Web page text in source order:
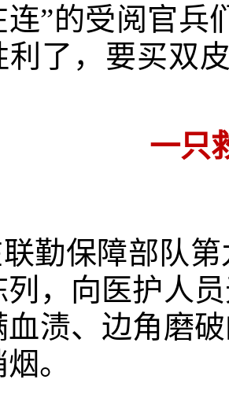
连”的受阅官
利了，要买双
一只
勤保障部队
列，向医护人
血渍、边角磨
。